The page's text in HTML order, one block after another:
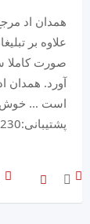
همدان اد
علاوه بر
صورت کاملا
آورد.
است ... خوش
پشتیبانی:91010230-081